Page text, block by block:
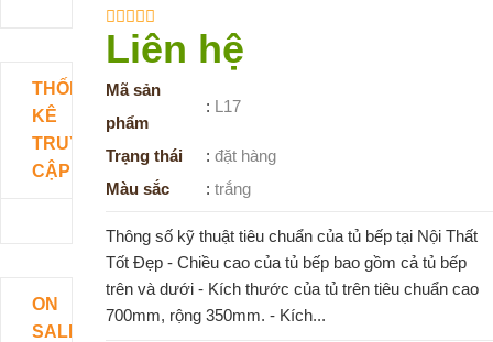
THỐNG
KÊ
TRUY
CẬP
ON
SALE
Liên hệ
Mã sản
phẩm
: L17
Trạng thái : đặt hàng
Màu sắc
: trắng
Thông số kỹ thuật tiêu chuẩn của tủ bếp tại Nội Thất
Tốt Đẹp - Chiều cao của tủ bếp bao gồm cả tủ bếp
trên và dưới - Kích thước của tủ trên tiêu chuẩn cao
700mm, rộng 350mm. - Kích...